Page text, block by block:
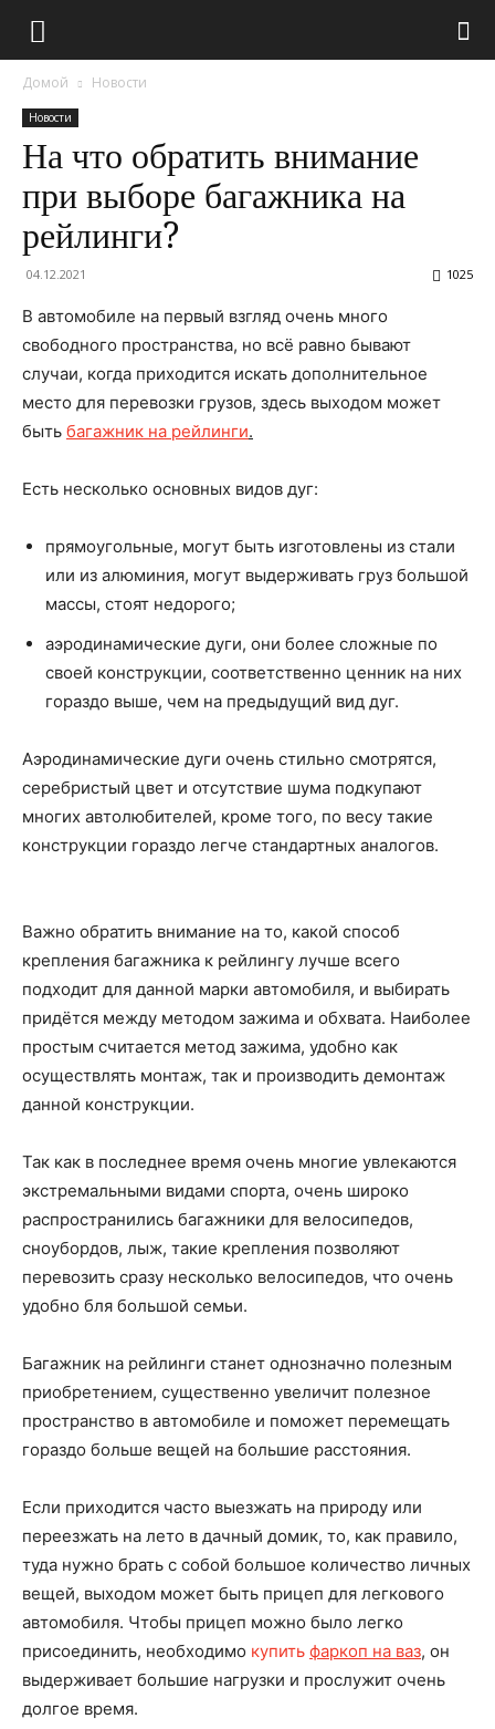
Домой Новости
Новости
На что обратить внимание
при выборе багажника на
рейлинги?
04.12.2021 1025
В автомобиле на первый взгляд очень много
свободного пространства, но всё равно бывают
случаи, когда приходится искать дополнительное
место для перевозки грузов, здесь выходом может
быть багажник на рейлинги.
Есть несколько основных видов дуг:
прямоугольные, могут быть изготовлены из стали
или из алюминия, могут выдерживать груз большой
массы, стоят недорого;
аэродинамические дуги, они более сложные по
своей конструкции, соответственно ценник на них
гораздо выше, чем на предыдущий вид дуг.
Аэродинамические дуги очень стильно смотрятся,
серебристый цвет и отсутствие шума подкупают
многих автолюбителей, кроме того, по весу такие
конструкции гораздо легче стандартных аналогов.
Важно обратить внимание на то, какой способ
крепления багажника к рейлингу лучше всего
подходит для данной марки автомобиля, и выбирать
придётся между методом зажима и обхвата. Наиболее
простым считается метод зажима, удобно как
осуществлять монтаж, так и производить демонтаж
данной конструкции.
Так как в последнее время очень многие увлекаются
экстремальными видами спорта, очень широко
распространились багажники для велосипедов,
сноубордов, лыж, такие крепления позволяют
перевозить сразу несколько велосипедов, что очень
удобно бля большой семьи.
Багажник на рейлинги станет однозначно полезным
приобретением, существенно увеличит полезное
пространство в автомобиле и поможет перемещать
гораздо больше вещей на большие расстояния.
Если приходится часто выезжать на природу или
переезжать на лето в дачный домик, то, как правило,
туда нужно брать с собой большое количество личных
вещей, выходом может быть прицеп для легкового
автомобиля. Чтобы прицеп можно было легко
присоединить, необходимо купить фаркоп на ваз, он
выдерживает большие нагрузки и прослужит очень
долгое время.